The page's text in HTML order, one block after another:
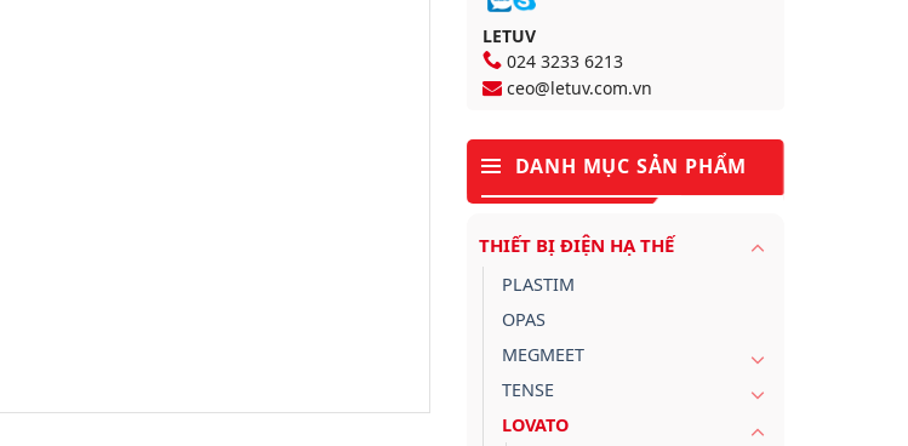
LETUV
024 3233 6213
ceo@letuv.com.vn
DANH MỤC SẢN PHẨM
THIẾT BỊ ĐIỆN HẠ THẾ
PLASTIM
OPAS
MEGMEET
TENSE
LOVATO